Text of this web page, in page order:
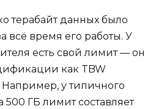
терабайт данных было
всё время его работы. У
есть свой лимит — он
как TBW
у типичного
500 ГБ лимит составляет